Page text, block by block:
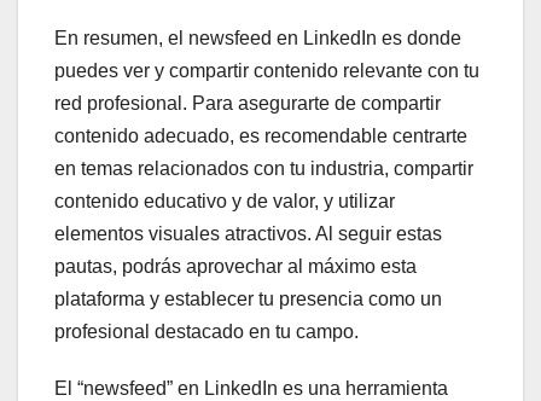
En resumen, el newsfeed en LinkedIn es donde
puedes ver y compartir contenido relevante con tu
red profesional. Para asegurarte de compartir
contenido adecuado, es recomendable centrarte
en temas relacionados con tu industria, compartir
contenido educativo y de valor, y utilizar
elementos visuales atractivos. Al seguir estas
pautas, podrás aprovechar al máximo esta
plataforma y establecer tu presencia como un
profesional destacado en tu campo.
El “newsfeed” en LinkedIn es una herramienta